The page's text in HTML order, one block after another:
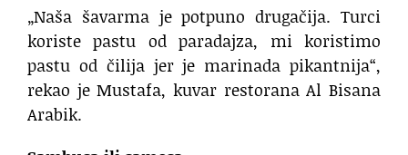
„Naša šavarma je potpuno drugačija. Turci
koriste pastu od paradajza, mi koristimo
pastu od čilija jer je marinada pikantnija“,
rekao je Mustafa, kuvar restorana Al Bisana
Arabik.